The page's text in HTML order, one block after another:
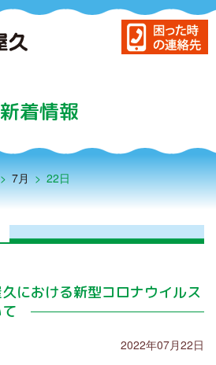
新着情報
> 7月 > 22日
久における新型コロナウイルス
2022年07月22日
ク）
）